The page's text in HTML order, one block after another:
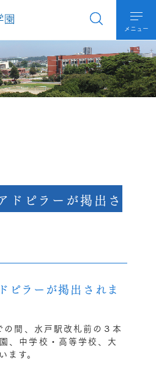
メニュー
ドピラーが掲出さ
ピラーが掲出されま
間、水戸駅改札前の３本
、中学校・高等学校、大
す。